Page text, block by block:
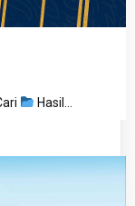
Hasil…